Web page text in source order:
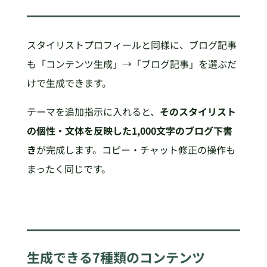
スタイリストプロフィールと同様に、ブログ記事
も「コンテンツ生成」→「ブログ記事」を選ぶだ
けで生成できます。
テーマを追加指示に入れると、 そのスタイリスト
の個性・文体を反映した1,000文字のブログ下書
きが完成します。コピー・チャット修正の操作も
まったく同じです。
生成できる7種類のコンテンツ